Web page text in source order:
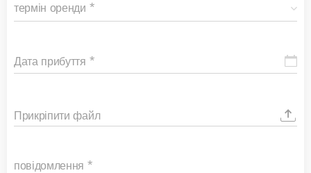
термін оренди
Дата прибуття
Прикріпити файл
повідомлення